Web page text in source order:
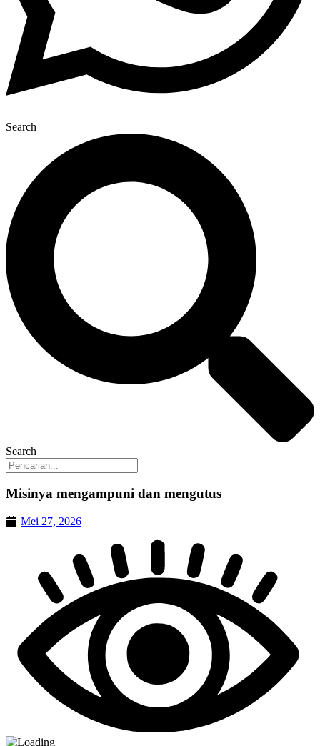
Search
Search
Misinya mengampuni dan mengutus
Mei 27, 2026